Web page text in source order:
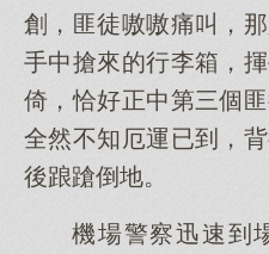
創，匪徒嗷嗷痛叫，
手中搶來的行李箱，
倚，恰好正中第三個
全然不知厄運已到，
後踉蹌倒地。
機場警察迅速到